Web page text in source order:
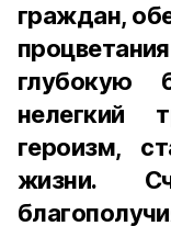
граждан,
глубокую
нелегкий
героизм,
жизни.